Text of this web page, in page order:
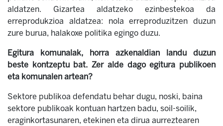
aldatzen. Gizartea aldatzeko ezinbestekoa da
erreprodukzioa aldatzea: nola erreproduzitzen duzun
zure burua, halakoxe politika egingo duzu.
Egitura komunalak, horra azkenaldian landu duzun
beste kontzeptu bat. Zer alde dago egitura publikoen
eta komunalen artean?
Sektore publikoa defendatu behar dugu, noski, baina
sektore publikoak kontuan hartzen badu, soil-soilik,
eraginkortasunaren, etekinen eta dirua aurreztearen